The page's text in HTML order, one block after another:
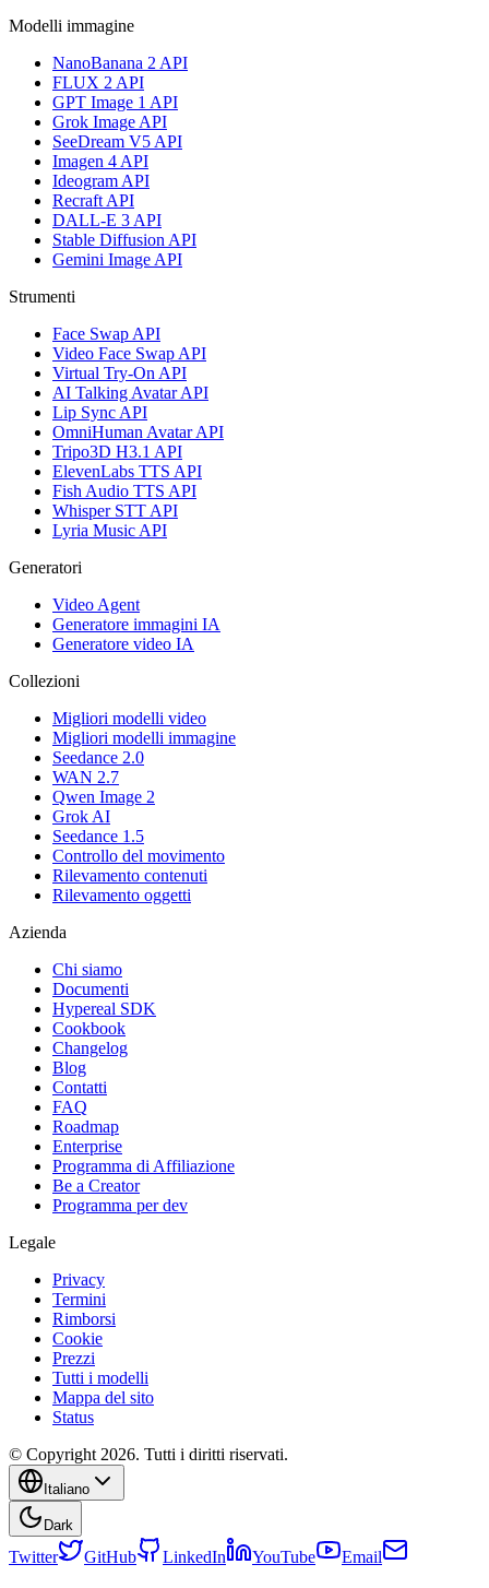
Modelli immagine
NanoBanana 2 API
FLUX 2 API
GPT Image 1 API
Grok Image API
SeeDream V5 API
Imagen 4 API
Ideogram API
Recraft API
DALL-E 3 API
Stable Diffusion API
Gemini Image API
Strumenti
Face Swap API
Video Face Swap API
Virtual Try-On API
AI Talking Avatar API
Lip Sync API
OmniHuman Avatar API
Tripo3D H3.1 API
ElevenLabs TTS API
Fish Audio TTS API
Whisper STT API
Lyria Music API
Generatori
Video Agent
Generatore immagini IA
Generatore video IA
Collezioni
Migliori modelli video
Migliori modelli immagine
Seedance 2.0
WAN 2.7
Qwen Image 2
Grok AI
Seedance 1.5
Controllo del movimento
Rilevamento contenuti
Rilevamento oggetti
Azienda
Chi siamo
Documenti
Hypereal SDK
Cookbook
Changelog
Blog
Contatti
FAQ
Roadmap
Enterprise
Programma di Affiliazione
Be a Creator
Programma per dev
Legale
Privacy
Termini
Rimborsi
Cookie
Prezzi
Tutti i modelli
Mappa del sito
Status
© Copyright 2026. Tutti i diritti riservati.
Italiano
Dark
Twitter GitHub LinkedIn YouTube Email